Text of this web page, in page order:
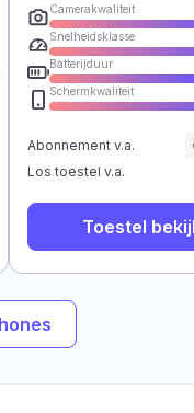
Camerakwaliteit
Snelheidsklasse
Batterijduur
Schermkwaliteit
Abonnement v.a.
Los toestel v.a.
Toestel